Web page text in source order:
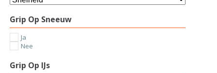
Grip Op Sneeuw
Ja
Nee
Grip Op IJs